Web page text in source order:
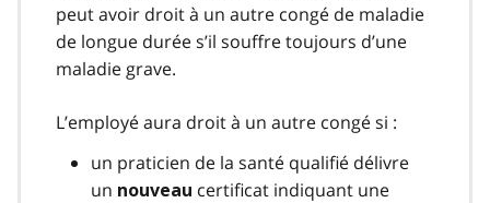
peut avoir droit à un autre congé de maladie
de longue durée s’il souffre toujours d’une
maladie grave.
L’employé aura droit à un autre congé si :
un praticien de la santé qualifié délivre
un nouveau certificat indiquant une